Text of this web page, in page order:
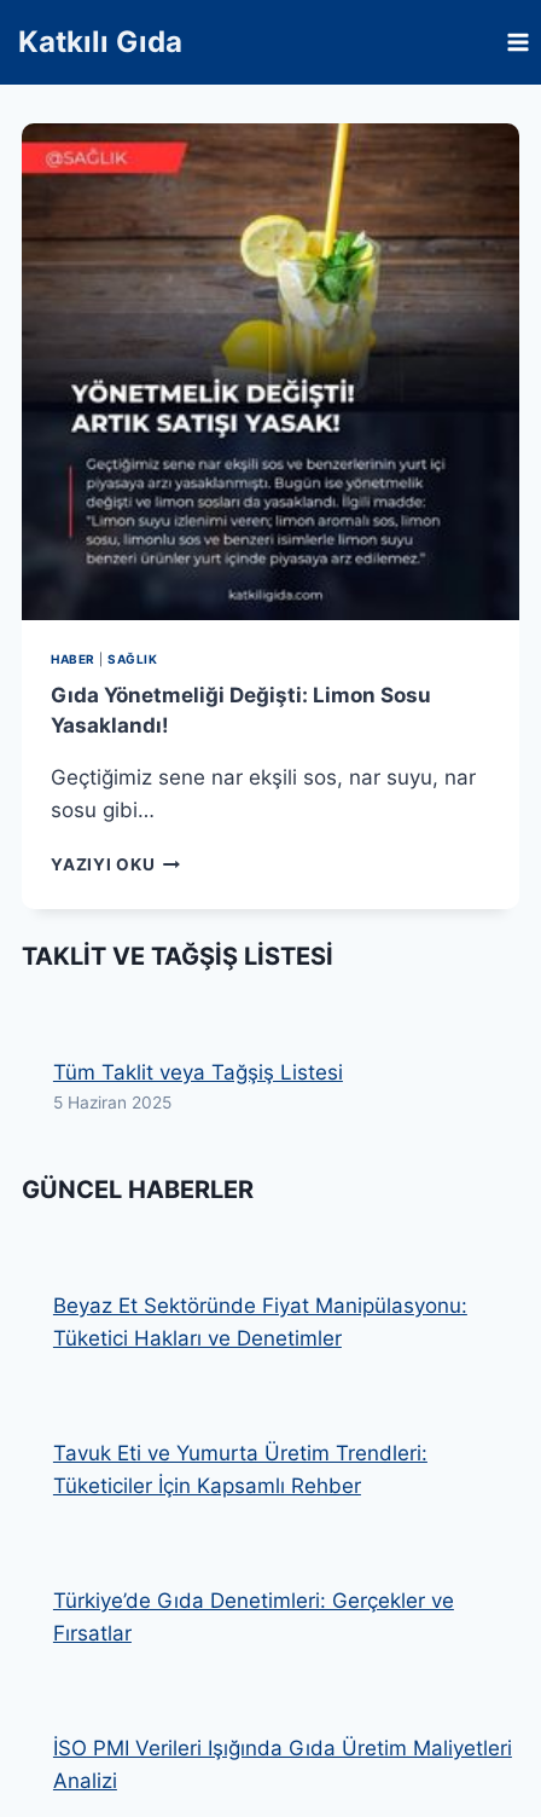
content
Katkılı Gıda
HABER |SAĞLIK
Gıda Yönetmeliği Değişti: Limon Sosu
Yasaklandı!
Geçtiğimiz sene nar ekşili sos, nar suyu, nar
sosu gibi…
YAZIYI OKU GIDA
DEĞIŞTI:
SOSU
TAKLIT VE TAĞŞIŞ LISTESI
Tüm Taklit veya Tağşiş Listesi
5 Haziran 2025
GÜNCEL HABERLER
Beyaz Et Sektöründe Fiyat Manipülasyonu:
Tüketici Hakları ve Denetimler
Tavuk Eti ve Yumurta Üretim Trendleri:
Tüketiciler İçin Kapsamlı Rehber
Türkiye’de Gıda Denetimleri: Gerçekler ve
Fırsatlar
İSO PMI Verileri Işığında Gıda Üretim Maliyetleri
Analizi